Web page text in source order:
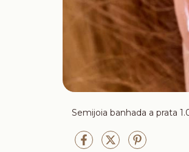
Semijoia banhada a prata